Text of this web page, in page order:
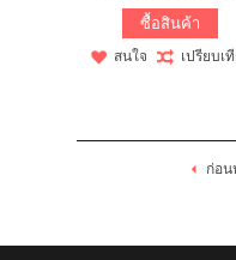
ซื้อสินค้า
สนใจ เปรียบเ
ก่อน